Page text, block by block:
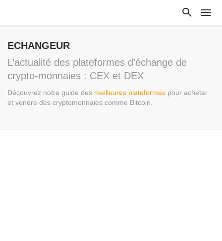
ECHANGEUR
L’actualité des plateformes d’échange de
crypto-monnaies : CEX et DEX
Découvrez notre guide des meilleures plateformes pour acheter
et vendre des cryptomonnaies comme Bitcoin.